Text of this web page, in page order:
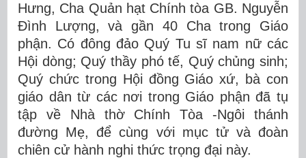
Hưng, Cha Quản hạt Chính tòa GB. Nguyễn
Đình Lượng, và gần 40 Cha trong Giáo
phận. Có đông đảo Quý Tu sĩ nam nữ các
Hội dòng; Quý thầy phó tế, Quý chủng sinh;
Quý chức trong Hội đồng Giáo xứ, bà con
giáo dân từ các nơi trong Giáo phận đã tụ
tập về Nhà thờ Chính Tòa -Ngôi thánh
đường Mẹ, để cùng với mục tử và đoàn
chiên cử hành nghi thức trọng đại này.